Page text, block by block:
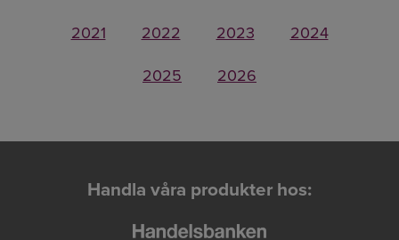
2021
2022 2023
2024
2025
2026
Handla våra produkter hos: